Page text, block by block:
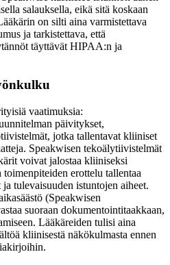
salauksella, eikä sitä koskaan
on silti aina varmistettava
ja tarkistettava, että
täyttävät HIPAA:n ja
vaatimuksia:
päivitykset,
jotka tallentavat kliiniset
Speakwisen tekoälytiivistelmät
voivat jalostaa kliiniseksi
erottelu tallentaa
tulevaisuuden istuntojen aiheet.
(Speakwisen
suoraan dokumentointitaakkaan,
Lääkäreiden tulisi aina
kliinisestä näkökulmasta ennen